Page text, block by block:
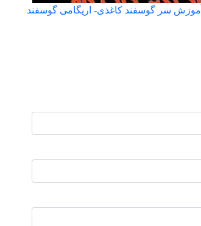
آموزش سر گوسفند کاغذی- اریگامی گوسفند